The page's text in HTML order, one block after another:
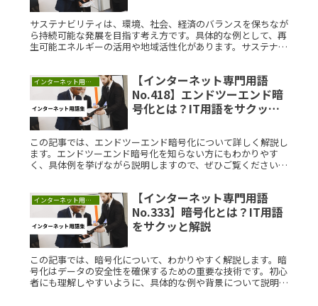
サステナビリティは、環境、社会、経済のバランスを保ちなが
ら持続可能な発展を目指す考え方です。具体的な例として、再
生可能エネルギーの活用や地域活性化があります。サステナビ
続可能な未来を作ることができます。
インターネット用語集
【インターネット専門用語
No.418】エンドツーエンド暗
号化とは？IT用語をサクッと
この記事では、エンドツーエンド暗号化について詳しく解説し
ます。エンドツーエンド暗号化を知らない方にもわかりやす
く、具体例を挙げながら説明しますので、ぜひご覧ください。
インターネット用語集
【インターネット専門用語
No.333】暗号化とは？IT用語
をサクッと解説
この記事では、暗号化について、わかりやすく解説します。暗
号化はデータの安全性を確保するための重要な技術です。初心
者にも理解しやすいように、具体的な例や背景について説明し